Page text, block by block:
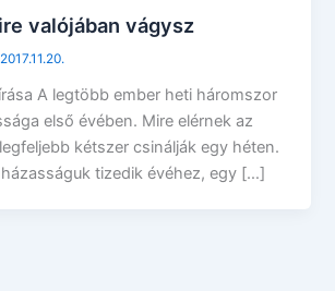
valójában vágysz
2017.11.20.
A legtöbb ember heti háromszor
első évében. Mire elérnek az
kétszer csinálják egy héten.
tizedik évéhez, egy […]